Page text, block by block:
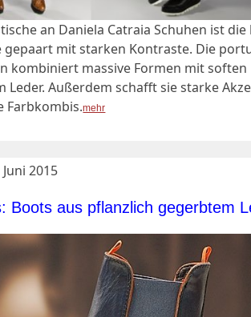
an Daniela Catraia Schuhen ist
gepaart mit starken Kontraste. Die
kombiniert massive Formen mit soften
Leder. Außerdem schafft sie starke
Farbkombis.mehr
2015
Boots aus pflanzlich gegerbtem